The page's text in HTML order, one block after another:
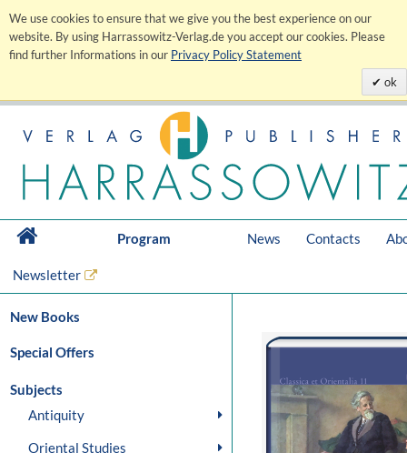
We use cookies to ensure that we give you the best experience on our
website. By using Harrassowitz-Verlag.de you accept our cookies. Please
find further Informations in our Privacy Policy Statement
ok
Program News Contacts
Newsletter
New Books
Special Offers
Subjects
Antiquity
Oriental Studies